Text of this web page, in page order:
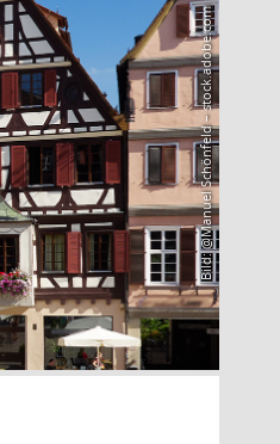
Bild: @Manuel Schönfeld – stock.adobe.com